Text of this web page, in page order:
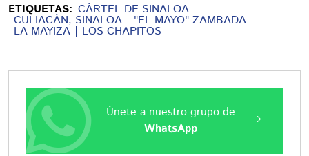
ETIQUETAS: CÁRTEL DE SINALOA
CULIACÁN, SINALOA "EL MAYO" ZAMBADA
LA MAYIZA LOS CHAPITOS
Únete a nuestro grupo de
WhatsApp